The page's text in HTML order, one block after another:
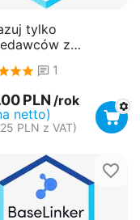
tylko
z
roczna
1
PLN /rok
netto)
PLN z VAT)